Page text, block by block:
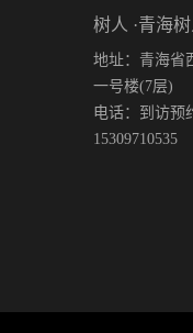
树人 ·青海树
地址：青海省
一号楼(7层)
电话：到访预
15309710535